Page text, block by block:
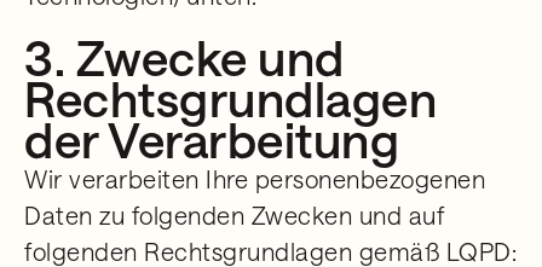
3. Zwecke und
Rechtsgrundlagen
der Verarbeitung
Wir verarbeiten Ihre personenbezogenen
Daten zu folgenden Zwecken und auf
folgenden Rechtsgrundlagen gemäß LQPD: